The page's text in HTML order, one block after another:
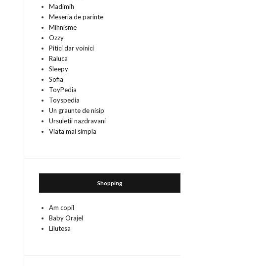
Madimih
Meseria de parinte
Mihnisme
Ozzy
Pitici dar voinici
Raluca
Sleepy
Sofia
ToyPedia
Toyspedia
Un graunte de nisip
Ursuletii nazdravani
Viata mai simpla
Shopping
Am copil
Baby Orajel
Lilutesa